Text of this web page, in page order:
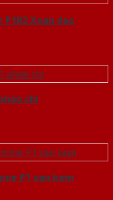
P1R2 Xoan dao
chi
P1 van kem